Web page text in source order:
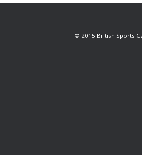
© 2015 British Sports